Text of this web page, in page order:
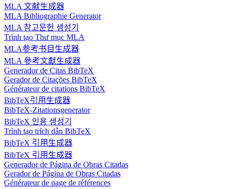
MLA 文献生成器
MLA Bibliographie Generator
MLA 참고문헌 생성기
Trình tạo Thư mục MLA
MLA参考书目生成器
MLA 參考文獻生成器
Generador de Citas BibTeX
Gerador de Citações BibTeX
Générateur de citations BibTeX
BibTeX引用生成器
BibTeX-Zitationsgenerator
BibTeX 인용 생성기
Trình tạo trích dẫn BibTeX
BibTeX 引用生成器
BibTeX 引用生成器
Generador de Página de Obras Citadas
Gerador de Página de Obras Citadas
Générateur de page de références